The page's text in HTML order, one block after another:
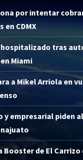
por intentar
en CDMX
tras
Miami
a Mikel Arriola en
empresarial piden al
Booster de El Carrizo